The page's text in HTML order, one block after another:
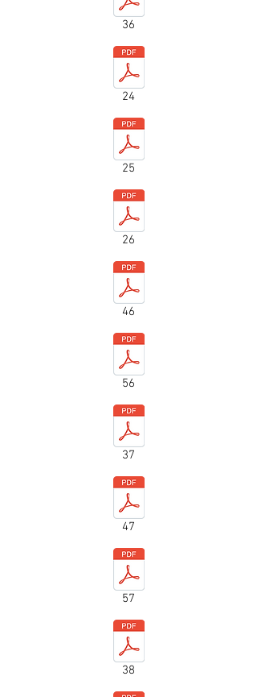
36
24
25
26
46
56
37
47
57
38